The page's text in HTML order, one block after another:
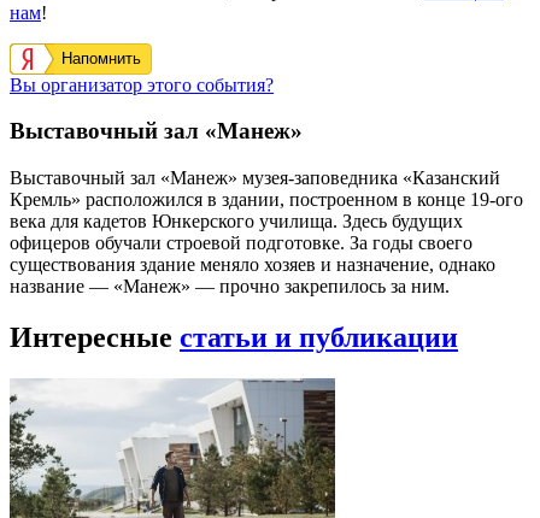
нам!
Напомнить
Вы организатор этого события?
Выставочный зал «Манеж»
Выставочный зал «Манеж» музея-заповедника «Казанский
Кремль» расположился в здании, построенном в конце 19-ого
века для кадетов Юнкерского училища. Здесь будущих
офицеров обучали строевой подготовке. За годы своего
существования здание меняло хозяев и назначение, однако
название — «Манеж» — прочно закрепилось за ним.
Интересные статьи и публикации